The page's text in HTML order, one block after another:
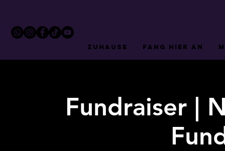
ZUHAUSE FANG HIER AN
Fundraiser |